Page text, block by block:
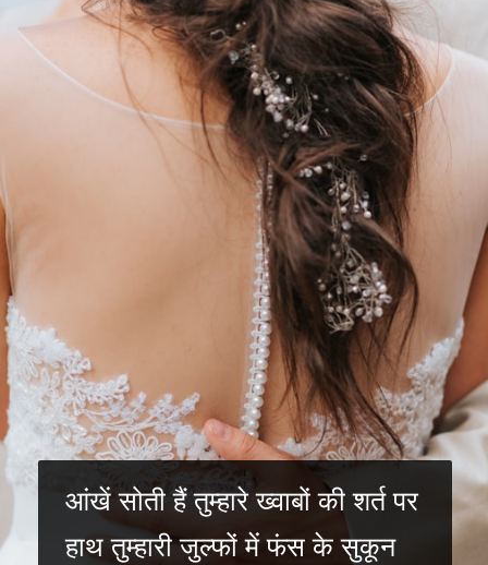
आंखें सोती हैं तुम्हारे ख्वाबों की शर्त पर
हाथ तुम्हारी जुल्फों में फंस के सुकून